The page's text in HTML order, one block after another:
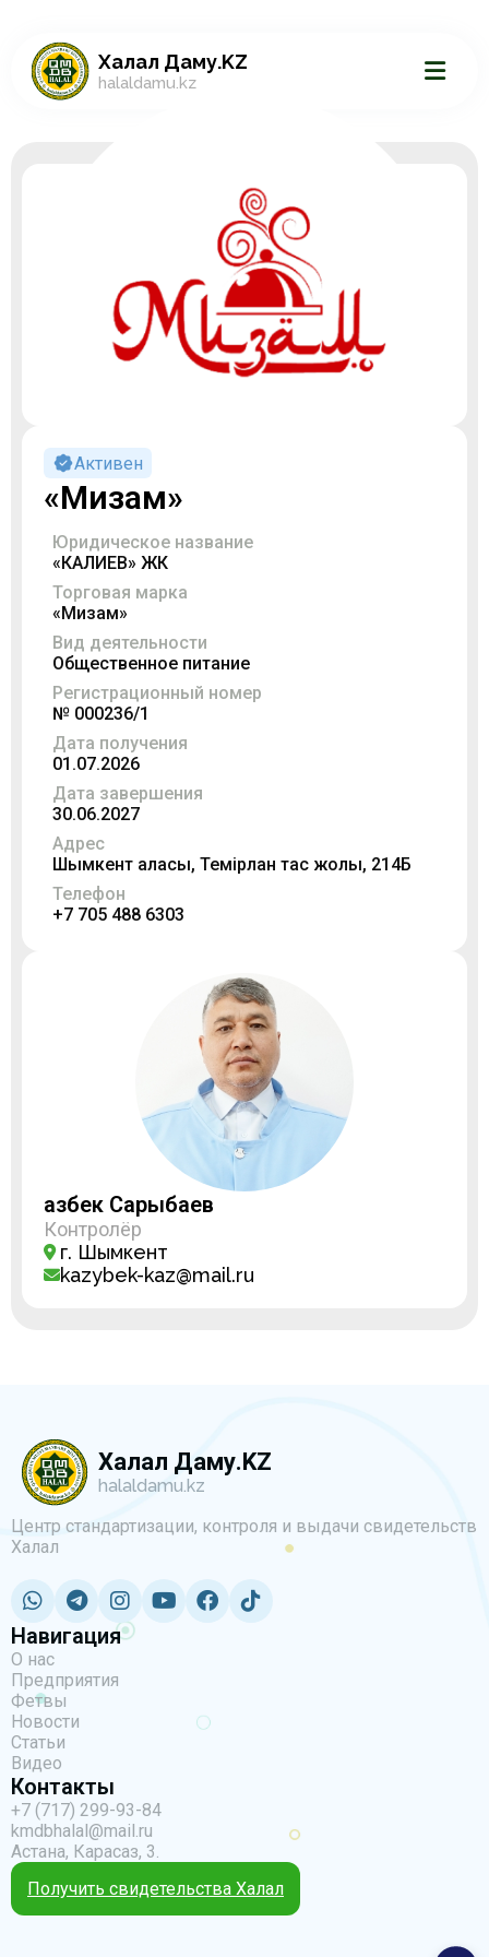
Халал Даму.KZ
halaldamu.kz
Активен
«Мизам»
Юридическое название
«КАЛИЕВ» ЖК
Торговая марка
«Мизам»
Вид деятельности
Общественное питание
Регистрационный номер
№ 000236/1
Дата получения
01.07.2026
Дата завершения
30.06.2027
Адрес
Шымкент қаласы, Темірлан тас жолы, 214Б
Телефон
+7 705 488 6303
Қазбек Сарыбаев
Контролёр
г. Шымкент
kazybek-kaz@mail.ru
Халал Даму.KZ
halaldamu.kz
Центр стандартизации, контроля и выдачи свидетельств
Халал
Навигация
О нас
Предприятия
Фетвы
Новости
Статьи
Видео
Контакты
+7 (717) 299-93-84
kmdbhalal@mail.ru
Астана, Карасаз, 3.
Получить свидетельства Халал